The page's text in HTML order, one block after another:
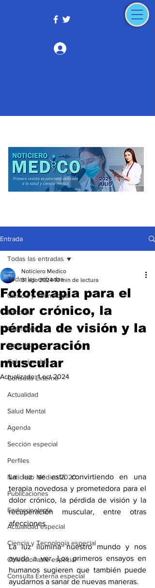
Entrada
Todas las entradas
Ciencia y Tecnología
Editorial
Gremiales
Noticias
Coleccionable
Consulta Externa
Actualidad
Salud Mental
Agenda
Sección especial
Perfiles
Noticiero Médico 2020
Publicaciones
Endocrinología
Actualidad especial
Ciencia y Tecnología especial
Coleccionable especial
Consulta Externa especial
Todas las entradas
Fototerapia para el
dolor crónico, la
pérdida de visión y la
recuperación
muscular
Noticiero Medico
31 ago 2024 10 min de lectura
Actualizado:1 oct 2024
La luz se está convirtiendo en una
terapia novedosa y prometedora para el
dolor crónico, la pérdida de visión y la
recuperación muscular, entre otras
afecciones.
La luz ilumina nuestro mundo y nos
ayuda a ver. Los primeros ensayos en
humanos sugieren que también puede
ayudarnos a sanar de nuevas maneras.